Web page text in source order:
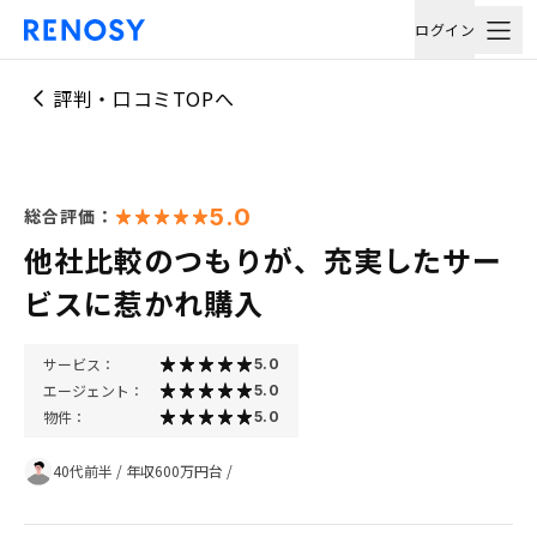
ログイン
評判・口コミTOPへ
総合評価： 5.0
他社比較のつもりが、充実したサー
ビスに惹かれ購入
サービス： 5.0
エージェント： 5.0
物件： 5.0
40代前半 / 年収600万円台 /